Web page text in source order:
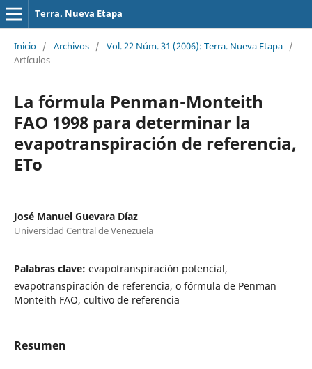
Terra. Nueva Etapa
Inicio / Archivos / Vol. 22 Núm. 31 (2006): Terra. Nueva Etapa /
Artículos
La fórmula Penman-Monteith
FAO 1998 para determinar la
evapotranspiración de referencia,
ETo
José Manuel Guevara Díaz
Universidad Central de Venezuela
Palabras clave: evapotranspiración potencial,
evapotranspiración de referencia, o fórmula de Penman
Monteith FAO, cultivo de referencia
Resumen